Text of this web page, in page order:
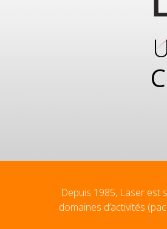
Depuis 1985, Laser est
domaines d’activités